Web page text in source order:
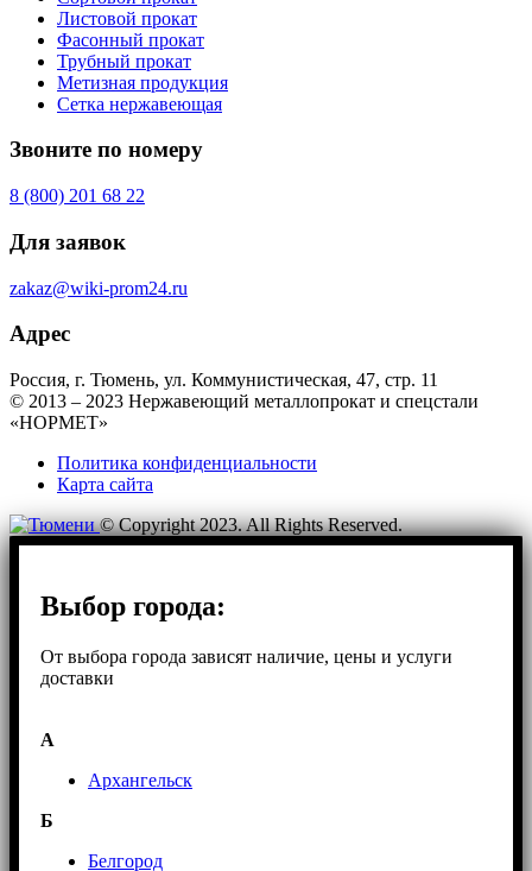
Листовой прокат
Фасонный прокат
Трубный прокат
Метизная продукция
Сетка нержавеющая
Звоните по номеру
8 (800) 201 68 22
Для заявок
zakaz@wiki-prom24.ru
Адрес
Россия, г. Тюмень, ул. Коммунистическая, 47, стр. 11
© 2013 – 2023 Нержавеющий металлопрокат и спецстали
«НОРМЕТ»
Политика конфиденциальности
Карта сайта
© Copyright 2023. All Rights Reserved.
Выбор города:
От выбора города зависят наличие, цены и услуги
доставки
А
Архангельск
Б
Белгород